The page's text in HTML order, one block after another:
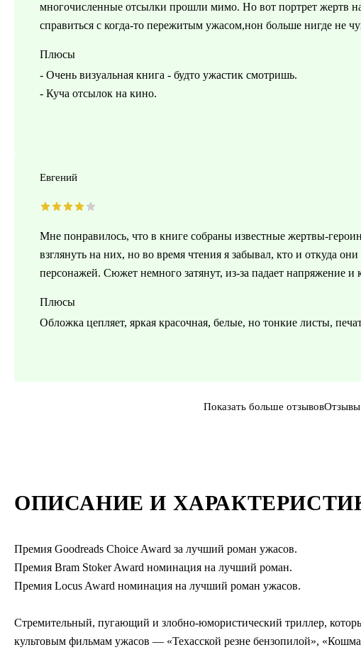
ОПИСАНИЕ И
Премия Goodreads Choice Award за лучший роман ужасов.
Премия Bram Stoker Award номинация на лучший роман.
Премия Locus Award номинация на лучший роман ужасов.
Стремительный, пугающий и злобно-юмористический триллер,
культовым фильмам ужасов — «Техасской резне бензопилой»,
многочисленные отсылки прошли мимо. Но вот портрет жертв
справиться с когда-то пережитым ужасом,нон больше нигде не
Плюсы
- Очень визуальная книга - будто ужастик смотришь.
- Куча отсылок на кино.
Евгений
Мне понравилось, что в книге собраны известные жертвы-
взглянуть на них, но во время чтения я забывал, кто и откуда
персонажей. Сюжет немного затянут, из-за падает напряжение
Плюсы
Обложка цепляет, яркая красочная, белые, но тонкие листы,
Показать больше отзывовОтзывы